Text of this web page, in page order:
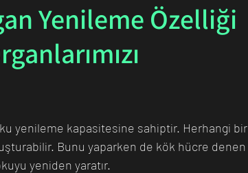
Düşüneni Çevre
Yenileme Özelliği
yenileme kapasitesine sahiptir. Herhangi bir
Bunu yaparken de kök hücre denen
yeniden yaratır.